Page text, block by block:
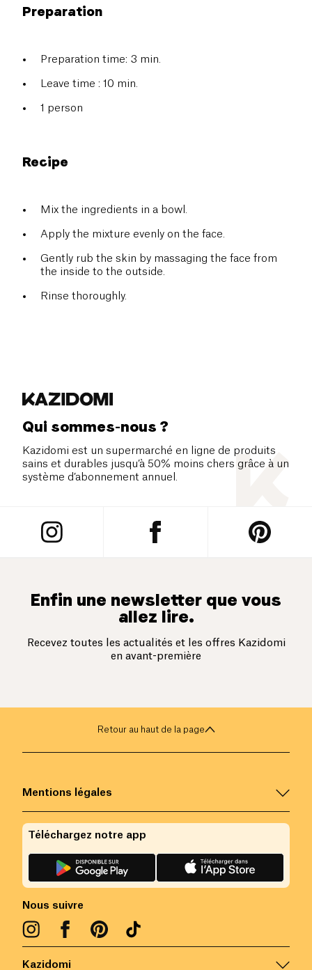
Preparation
Preparation time: 3 min.
Leave time : 10 min.
1 person
Recipe
Mix the ingredients in a bowl.
Apply the mixture evenly on the face.
Gently rub the skin by massaging the face from
the inside to the outside.
Rinse thoroughly.
Qui sommes-nous ?
Kazidomi est un supermarché en ligne de produits
sains et durables jusqu’à 50% moins chers grâce à un
système d’abonnement annuel.
Enfin une newsletter que vous
allez lire.
Recevez toutes les actualités et les offres Kazidomi
en avant-première
Retour au haut de la page
Kazidomi
Mentions légales
Nous suivre
Téléchargez notre app